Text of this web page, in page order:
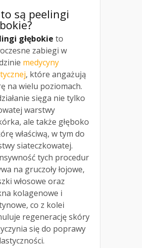
są peelingi
głębokie to
zabiegi w
medycyny
, które angażują
na wielu poziomach.
sięga nie tylko
warstwy
ale także głęboko
właściwą, w tym do
siateczkowatej.
tych procedur
na gruczoły łojowe,
włosowe oraz
kolagenowe i
co z kolei
regenerację skóry
się do poprawy